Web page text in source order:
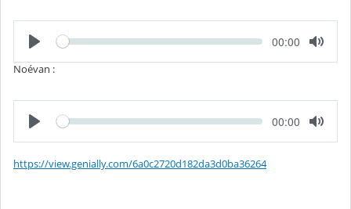
e é
o
u
l
L
e
c
e
T
m
é
o
u
l
00:00
Noévan :
L
e
c
u
r
T
m
00:00
https://view.genially.com/6a0c2720d182da3d0ba36264